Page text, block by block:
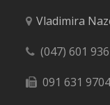
Vladimira
(047) 601 936
091 631